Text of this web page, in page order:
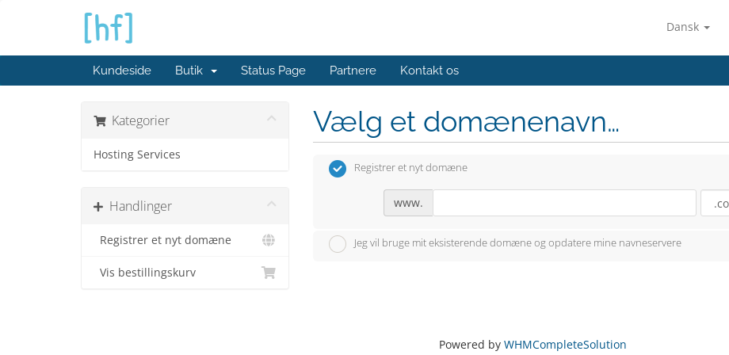
Dansk
Kundeside Butik Status Page Partnere Kontakt os
Kategorier
Hosting Services
Handlinger
Registrer et nyt domæne
Vis bestillingskurv
Vælg et domænenavn…
Registrer et nyt domæne
www.
Jeg vil bruge mit eksisterende domæne og opdatere mine navneservere
Powered by WHMCompleteSolution